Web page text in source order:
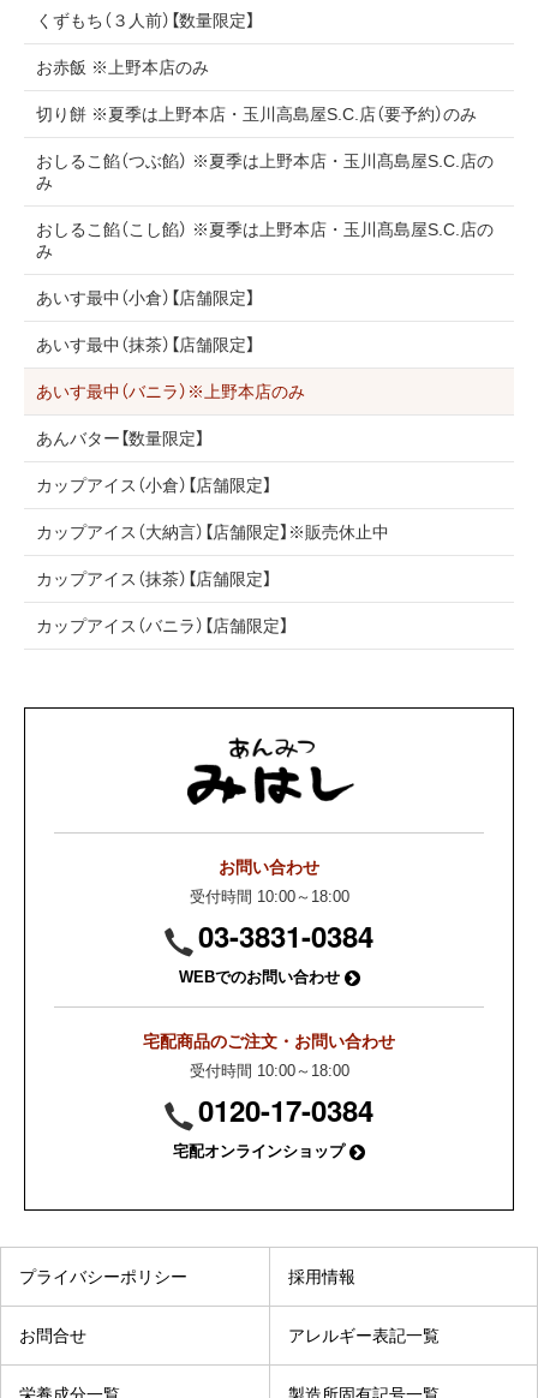
くずもち（３人前）【数量限定】
お赤飯 ※上野本店のみ
切り餅 ※夏季は上野本店・玉川高島屋S.C.店（要予約）のみ
おしるこ餡（つぶ餡） ※夏季は上野本店・玉川髙島屋S.C.店の
み
おしるこ餡（こし餡） ※夏季は上野本店・玉川髙島屋S.C.店の
み
あいす最中（小倉）【店舗限定】
あいす最中（抹茶）【店舗限定】
あいす最中（バニラ）※上野本店のみ
あんバター【数量限定】
カップアイス（小倉）【店舗限定】
カップアイス（大納言）【店舗限定】※販売休止中
カップアイス（抹茶）【店舗限定】
カップアイス（バニラ）【店舗限定】
お問い合わせ
受付時間 10:00～18:00
03-3831-0384
WEBでのお問い合わせ
宅配商品のご注文・お問い合わせ
受付時間 10:00～18:00
0120-17-0384
宅配オンラインショップ
プライバシーポリシー 採用情報
お問合せ アレルギー表記一覧